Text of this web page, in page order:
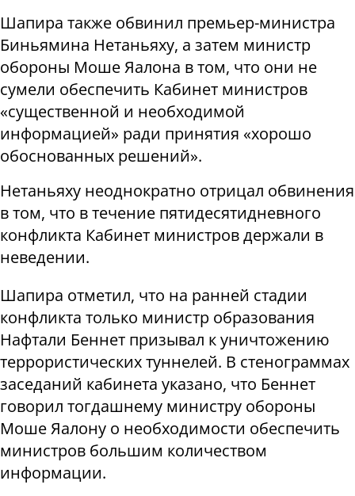
Шапира также обвинил премьер-министра
Биньямина Нетаньяху, а затем министр
обороны Моше Яалона в том, что они не
сумели обеспечить Кабинет министров
«существенной и необходимой
информацией» ради принятия «хорошо
обоснованных решений».
Нетаньяху неоднократно отрицал обвинения
в том, что в течение пятидесятидневного
конфликта Кабинет министров держали в
неведении.
Шапира отметил, что на ранней стадии
конфликта только министр образования
Нафтали Беннет призывал к уничтожению
террористических туннелей. В стенограммах
заседаний кабинета указано, что Беннет
говорил тогдашнему министру обороны
Моше Яалону о необходимости обеспечить
министров большим количеством
информации.